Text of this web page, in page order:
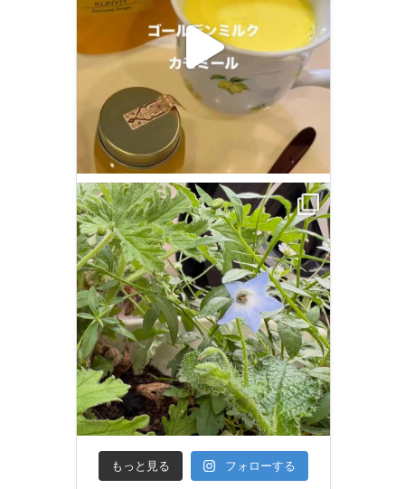
もっと見る フォローする